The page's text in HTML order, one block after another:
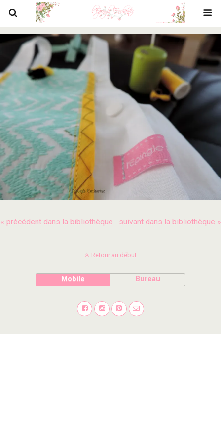
« précédent dans la bibliothèque suivant dans la bibliothèque »
Retour au début
Mobile Bureau